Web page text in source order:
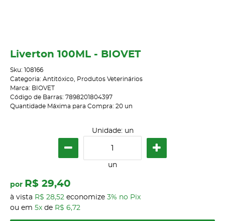
Liverton 100ML - BIOVET
Sku: 108166
Categoria: Antitóxico
Produtos Veterinários
Marca: BIOVET
Código de Barras: 7898201804397
Quantidade Máxima para Compra: 20 un
Unidade: un
un
por R$ 29,40
à vista R$ 28,52 economize 3% no Pix
ou em 5x de R$ 6,72